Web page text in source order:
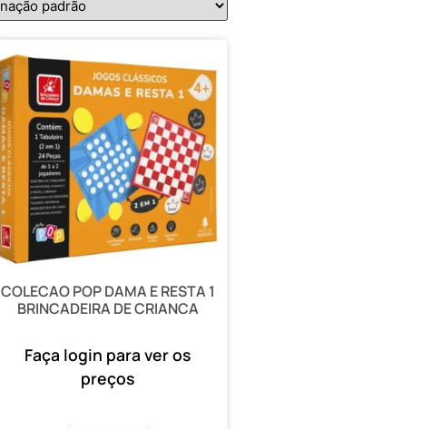
COLECAO POP DAMA E RESTA 1
BRINCADEIRA DE CRIANCA
Faça login para ver os
preços